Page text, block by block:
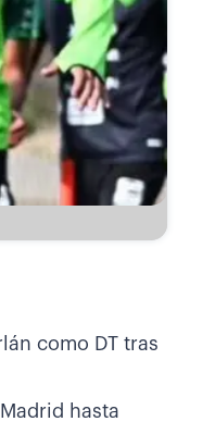
como DT tras
hasta